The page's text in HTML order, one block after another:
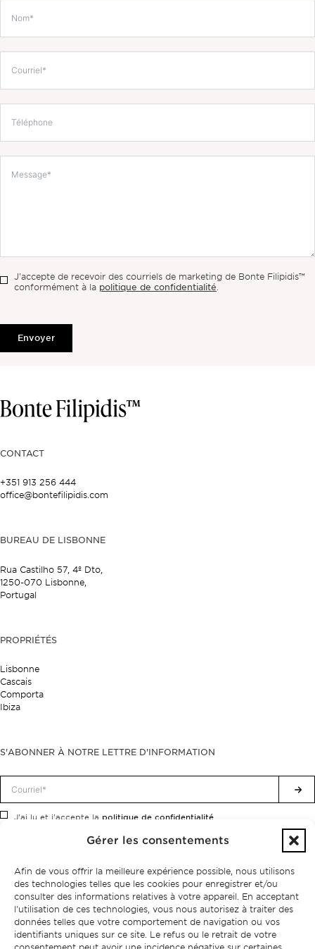
Gérer les consentements
Afin de vous offrir la meilleure expérience possible, nous utilisons
des technologies telles que les cookies pour enregistrer et/ou
consulter des informations relatives à votre appareil. En acceptant
l'utilisation de ces technologies, vous nous autorisez à traiter des
données telles que votre comportement de navigation ou vos
identifiants uniques sur ce site. Le refus ou le retrait de votre
J'accepte de recevoir des courriels de marketing de Bonte Filipidis™
conformément à la politique de confidentialité
Envoyer
CONTACT
+351 913 256 444
office@bontefilipidis.com
BUREAU DE LISBONNE
Rua Castilho 57, 4º Dto,
1250-070 Lisbonne,
Portugal
PROPRIÉTÉS
Lisbonne
Cascais
Comporta
Ibiza
S'ABONNER À NOTRE LETTRE D'INFORMATION
J'ai lu et j'accepte la politique de confidentialité.